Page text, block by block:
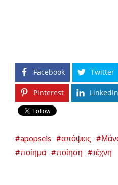
Facebook Twitter
Pinterest LinkedIn
apopseis απόψεις
ποίημα
ποίηση τέχνη